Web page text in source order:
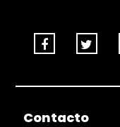
Contacto